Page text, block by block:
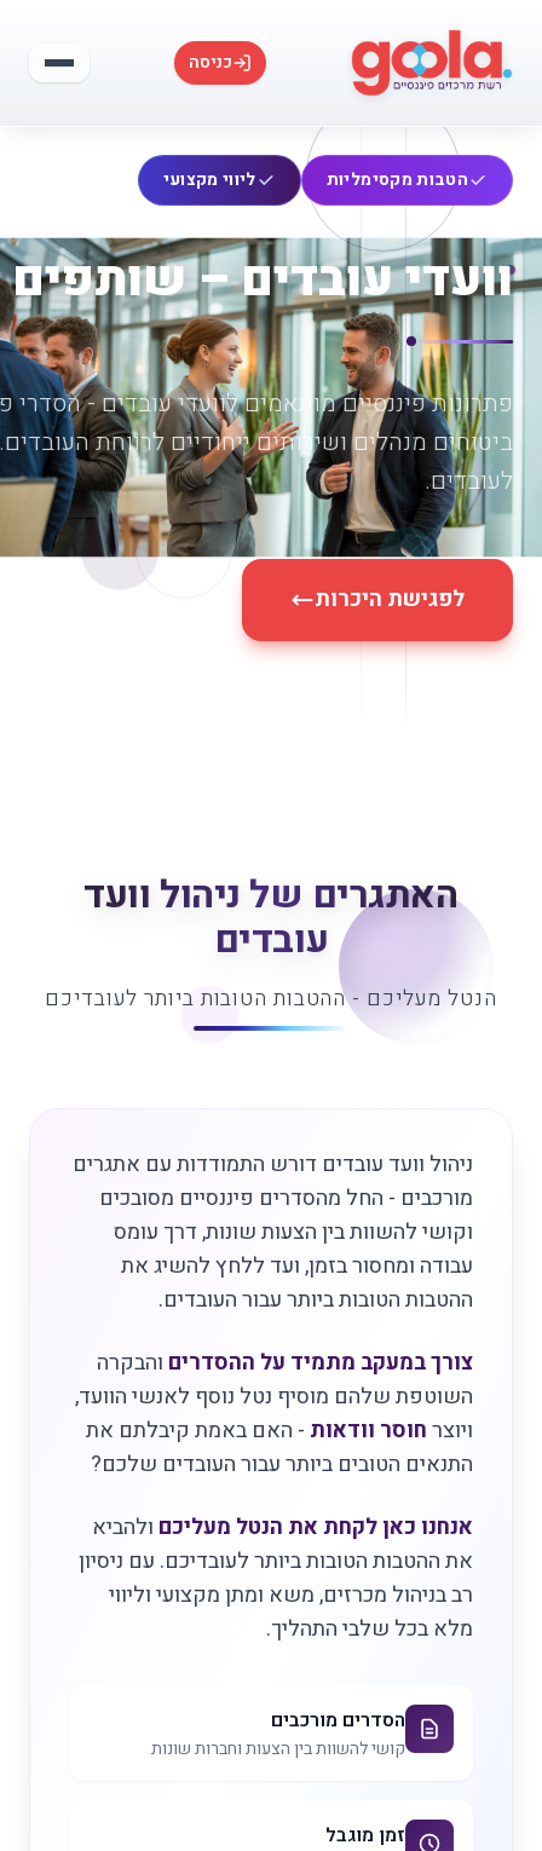
כניסה
הטבות מקסימליות ליווי מקצועי
וועדי עובדים –
פתרונות פיננסיים מותאמים לוועדי עובדים - הסדרי
ביטוחים מנהלים ושירותים ייחודיים לרווחת
לעובדים.
לפגישת היכרות
האתגרים של ניהול וועד
עובדים
הנטל מעליכם - ההטבות הטובות ביותר לעובדיכם
ניהול וועד עובדים דורש התמודדות עם אתגרים
מורכבים - החל מהסדרים פיננסיים מסובכים
וקושי להשוות בין הצעות שונות, דרך עומס
עבודה ומחסור בזמן, ועד ללחץ להשיג את
ההטבות הטובות ביותר עבור העובדים.
צורך במעקב מתמיד על ההסדרים והבקרה
השוטפת שלהם מוסיף נטל נוסף לאנשי הוועד,
ויוצרחוסר וודאות - האם באמת קיבלתם את
התנאים הטובים ביותר עבור העובדים שלכם?
אנחנו כאן לקחת את הנטל מעליכם ולהביא
את ההטבות הטובות ביותר לעובדיכם. עם ניסיון
רב בניהול מכרזים, משא ומתן מקצועי וליווי
מלא בכל שלבי התהליך.
הסדרים מורכבים
קושי להשוות בין הצעות וחברות שונות
זמן מוגבל